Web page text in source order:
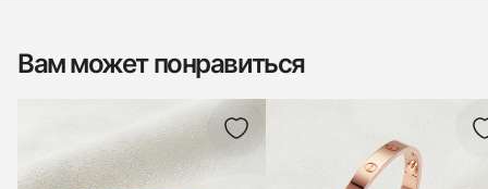
Вам может понравиться